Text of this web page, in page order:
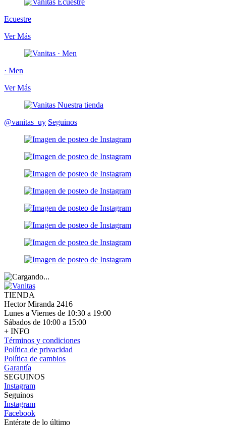
Ecuestre
Ver Más
· Men
Ver Más
@vanitas_uy Seguinos
TIENDA
Hector Miranda 2416
Lunes a Viernes de 10:30 a 19:00
Sábados de 10:00 a 15:00
+ INFO
Términos y condiciones
Política de privacidad
Política de cambios
Garantía
SEGUINOS
Instagram
Seguinos
Instagram
Facebook
Entérate de lo último